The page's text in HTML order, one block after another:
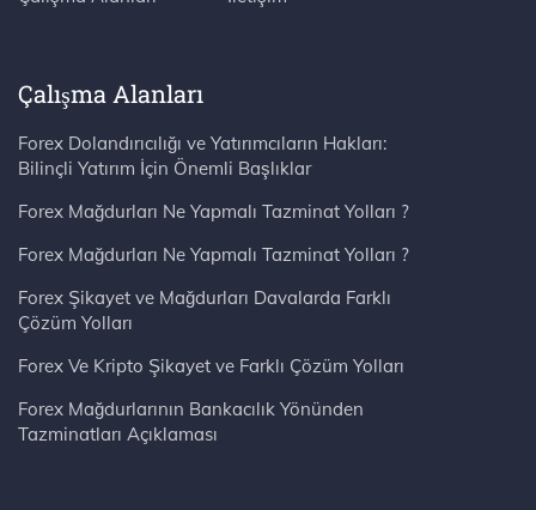
Çalışma Alanları
Forex Dolandırıcılığı ve Yatırımcıların Hakları:
Bilinçli Yatırım İçin Önemli Başlıklar
Forex Mağdurları Ne Yapmalı Tazminat Yolları ?
Forex Mağdurları Ne Yapmalı Tazminat Yolları ?
Forex Şikayet ve Mağdurları Davalarda Farklı
Çözüm Yolları
Forex Ve Kripto Şikayet ve Farklı Çözüm Yolları
Forex Mağdurlarının Bankacılık Yönünden
Tazminatları Açıklaması